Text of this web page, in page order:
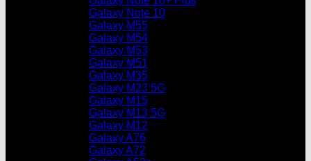
Galaxy Note 10
Galaxy M55
Galaxy M54
Galaxy M53
Galaxy M51
Galaxy M35
Galaxy M23 5G
Galaxy M15
Galaxy M13 5G
Galaxy M12
Galaxy A76
Galaxy A72